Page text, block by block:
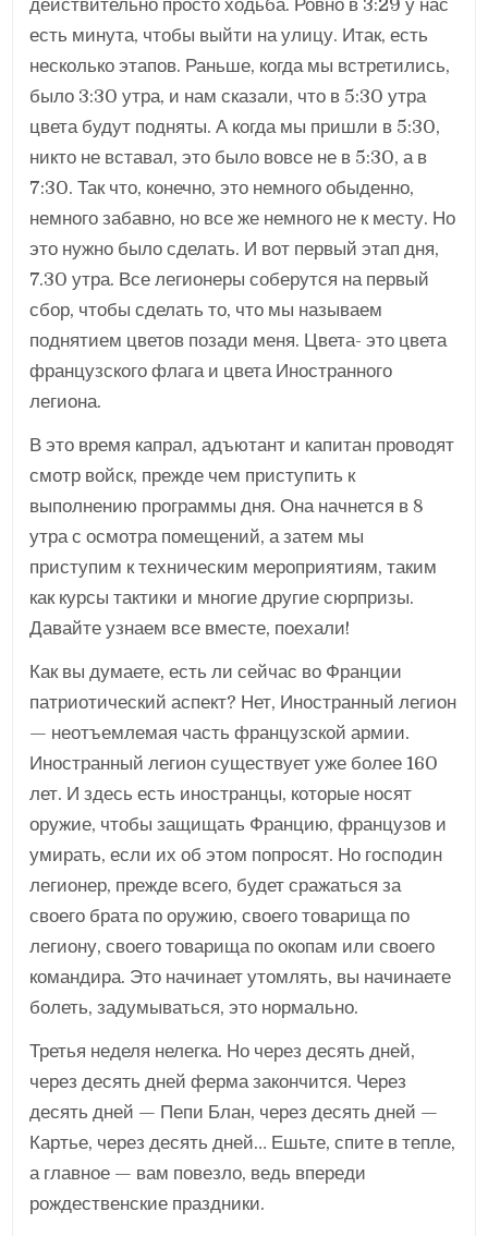
действительно просто ходьба. Ровно в 3:29 у нас
есть минута, чтобы выйти на улицу. Итак, есть
несколько этапов. Раньше, когда мы встретились,
было 3:30 утра, и нам сказали, что в 5:30 утра
цвета будут подняты. А когда мы пришли в 5:30,
никто не вставал, это было вовсе не в 5:30, а в
7:30. Так что, конечно, это немного обыденно,
немного забавно, но все же немного не к месту. Но
это нужно было сделать. И вот первый этап дня,
7.30 утра. Все легионеры соберутся на первый
сбор, чтобы сделать то, что мы называем
поднятием цветов позади меня. Цвета- это цвета
французского флага и цвета Иностранного
легиона.
В это время капрал, адъютант и капитан проводят
смотр войск, прежде чем приступить к
выполнению программы дня. Она начнется в 8
утра с осмотра помещений, а затем мы
приступим к техническим мероприятиям, таким
как курсы тактики и многие другие сюрпризы.
Давайте узнаем все вместе, поехали!
Как вы думаете, есть ли сейчас во Франции
патриотический аспект? Нет, Иностранный легион
— неотъемлемая часть французской армии.
Иностранный легион существует уже более 160
лет. И здесь есть иностранцы, которые носят
оружие, чтобы защищать Францию, французов и
умирать, если их об этом попросят. Но господин
легионер, прежде всего, будет сражаться за
своего брата по оружию, своего товарища по
легиону, своего товарища по окопам или своего
командира. Это начинает утомлять, вы начинаете
болеть, задумываться, это нормально.
Третья неделя нелегка. Но через десять дней,
через десять дней ферма закончится. Через
десять дней — Пепи Блан, через десять дней —
Картье, через десять дней… Ешьте, спите в тепле,
а главное — вам повезло, ведь впереди
рождественские праздники.